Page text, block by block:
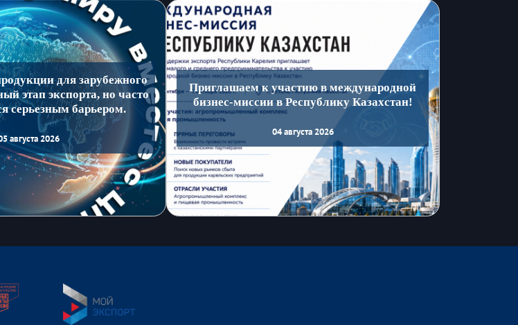
для зарубежного
этап экспорта, но часто
серьезным барьером.
августа 2026
Приглашаем к участию в международной
бизнес-миссии в Республику Казахстан!
04 августа 2026